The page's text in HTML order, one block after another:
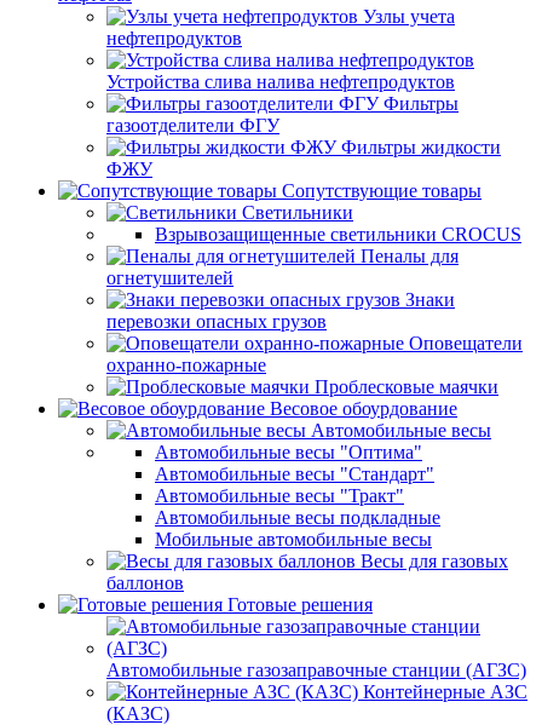
Узлы учета
нефтепродуктов
Устройства слива налива нефтепродуктов
Фильтры
газоотделители ФГУ
Фильтры жидкости
ФЖУ
Сопутствующие товары
Светильники
Взрывозащищенные светильники CROCUS
Пеналы для
огнетушителей
Знаки
перевозки опасных грузов
Оповещатели
охранно-пожарные
Проблесковые маячки
Весовое обоурдование
Автомобильные весы
Автомобильные весы "Оптима"
Автомобильные весы "Стандарт"
Автомобильные весы "Тракт"
Автомобильные весы подкладные
Мобильные автомобильные весы
Весы для газовых
баллонов
Готовые решения
Автомобильные газозаправочные станции (АГЗС)
Контейнерные АЗС
(КАЗС)